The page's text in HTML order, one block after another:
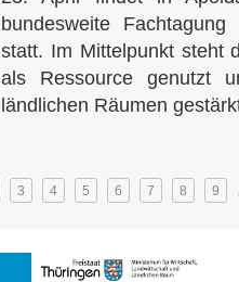
bundesweite Fachtagung
statt. Im Mittelpunkt steht
als Ressource genutzt
ländlichen Räumen
3 4 5 6 7 8 9